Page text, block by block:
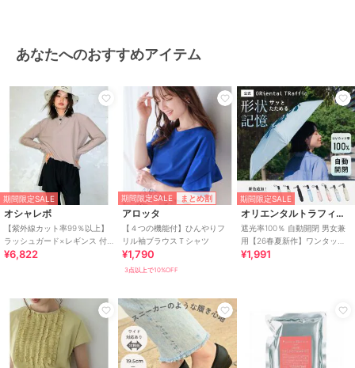
あなたへのおすすめアイテム
期間限定SALE
オシャレボ
【紫外線カット率99％以上】
ラッシュガード×レギンス 付
き タンキニ
¥6,822
期間限定SALE まとめ割
アロッタ
【４つの機能付】ひんやりフ
リル袖ブラウスＴシャツ
¥1,790
3点以上で10%OFF
期間限定SALE
オリエンタルトラフィック
遮光率100％ 自動開閉 男女兼
用【26春夏新作】ワンタッチ
晴雨兼用 折りたたみ傘 /G-
¥1,991